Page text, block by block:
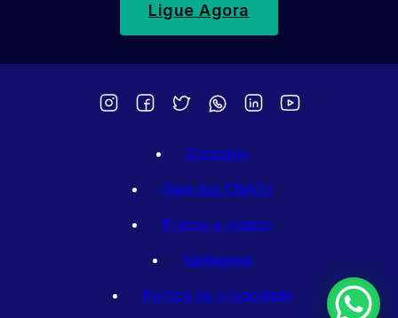
Ligue Agora
Glossário
Guia dos CNAEs
Preços e planos
Vantagens
Política de privacidade